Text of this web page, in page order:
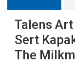
Talens
Sert
The